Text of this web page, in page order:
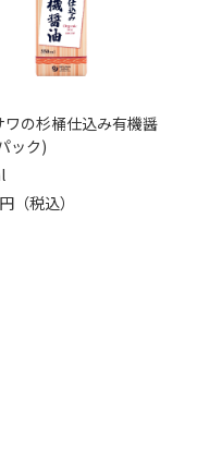
ワの杉桶仕込み有機醤
ック)
（税込）